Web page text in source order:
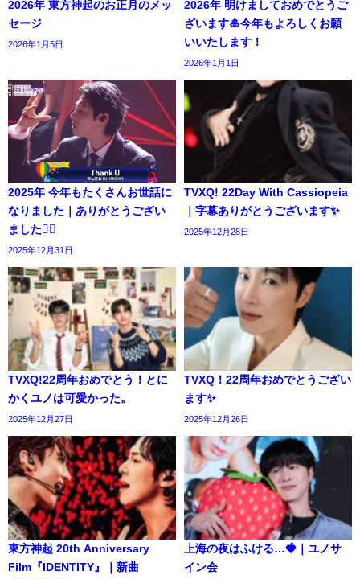
2026年 東方神起のお正月のメッ
セージ
2026年1月5日
2026年 明けましておめでとうご
ざいます🎍今年もよろしくお願
いいたします！
2026年1月1日
2025年 今年もたくさんお世話に
なりました｜ありがとうござい
ました🙇‍♀️
2025年12月31日
TVXQ! 22Day With Cassiopeia
｜字幕ありがとうございます✨️
2025年12月28日
TVXQ!22周年おめでとう！とに
かくユノは可愛かった。
2025年12月27日
TVXQ！22周年おめでとうござい
ます✨️
2025年12月26日
東方神起 20th Anniversary
Film『IDENTITY』｜新曲
上海の夜はふける…🍓｜ユノサ
イン会